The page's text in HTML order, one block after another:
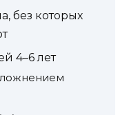
без которых
4–6 лет